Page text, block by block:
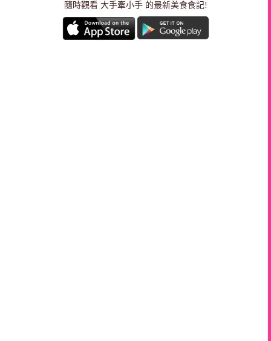
隨時觀看 大手牽小手 的最新美食食記!